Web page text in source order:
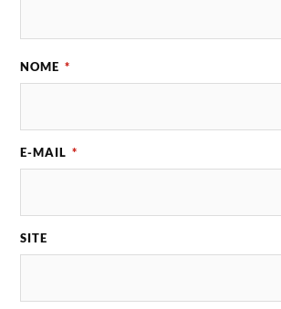
NOME *
E-MAIL *
SITE